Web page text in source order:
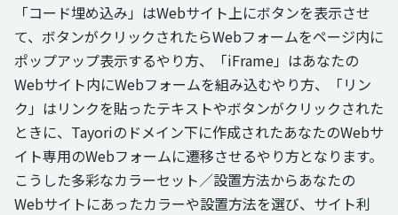
「コード埋め込み」はWebサイト上にボタンを表示させ
て、ボタンがクリックされたらWebフォームをページ内に
ポップアップ表示するやり方、「iFrame」はあなたの
Webサイト内にWebフォームを組み込むやり方、「リン
ク」はリンクを貼ったテキストやボタンがクリックされた
ときに、Tayoriのドメイン下に作成されたあなたのWebサ
イト専用のWebフォームに遷移させるやり方となります。
こうした多彩なカラーセット／設置方法からあなたの
Webサイトにあったカラーや設置方法を選び、サイト利